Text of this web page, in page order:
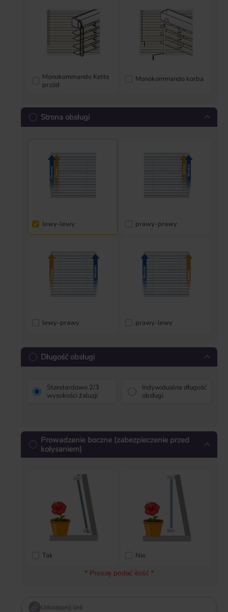
Monokommando Kette
przód
Monokommando korba
Strona obsługi
lewy-lewy prawy-prawy
lewy-prawy prawy-lewy
Długość obsługi
Standardowo 2/3
wysokości żaluzji
Indywidualna długość
obsługi
Prowadzenie boczne (zabezpieczenie przed
kołysaniem)
Tak Nie
* Proszę podać ilość *
Udostępnij link